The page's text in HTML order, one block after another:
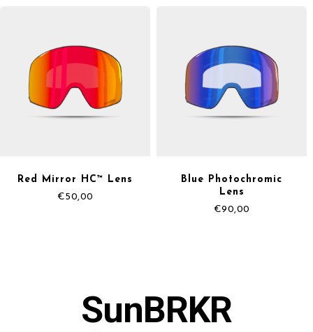
Red Mirror HC™ Lens
€50,00
Blue Photochromic
Lens
€90,00
SunBRKR